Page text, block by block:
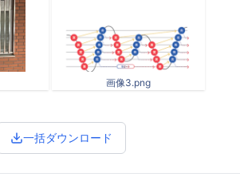
画像3.png
一括ダウンロード